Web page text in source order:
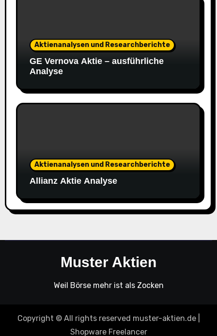
Aktienanalysen und Researchberichte
GE Vernova Aktie – ausführliche
Analyse
Aktienanalysen und Researchberichte
Allianz Aktie Analyse
Muster Aktien
Weil Börse mehr ist als Zocken
Copyright © All rights reserved muster-aktien.de
Shopware Freelancer